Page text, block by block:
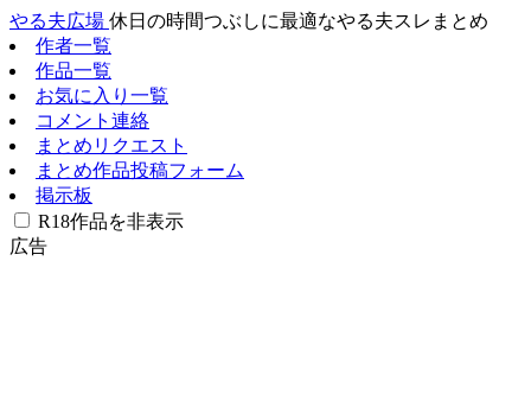
やる夫広場 休日の時間つぶしに最適なやる夫スレまとめ
作者一覧
作品一覧
お気に入り一覧
コメント連絡
まとめリクエスト
まとめ作品投稿フォーム
掲示板
R18作品を非表示
広告